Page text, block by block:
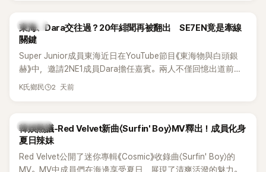
K-POP
東海、Dara交往過？20年緋聞再被翻出 SE7EN竟是牽線
關鍵
Super Junior成員東海近日在YouTube節目《東海物與白頭銀
赫》中，邀請2NE1成員Dara擔任嘉賓。兩人不僅回憶出道前的
青澀往事，也首度聊起當年鬧得沸沸揚揚的緋聞，讓東海忍不
K氏鄉民 2 天前
熱議討論
韓娛熱議-Red Velvet新曲〈Surfin' Boy〉MV釋出！成員化身
夏日辣妹
Red Velvet公開了迷你專輯《Cosmic》收錄曲〈Surfin' Boy〉的
MV。MV中成員們在海邊享受夏日，展現了清爽活潑的魅力。